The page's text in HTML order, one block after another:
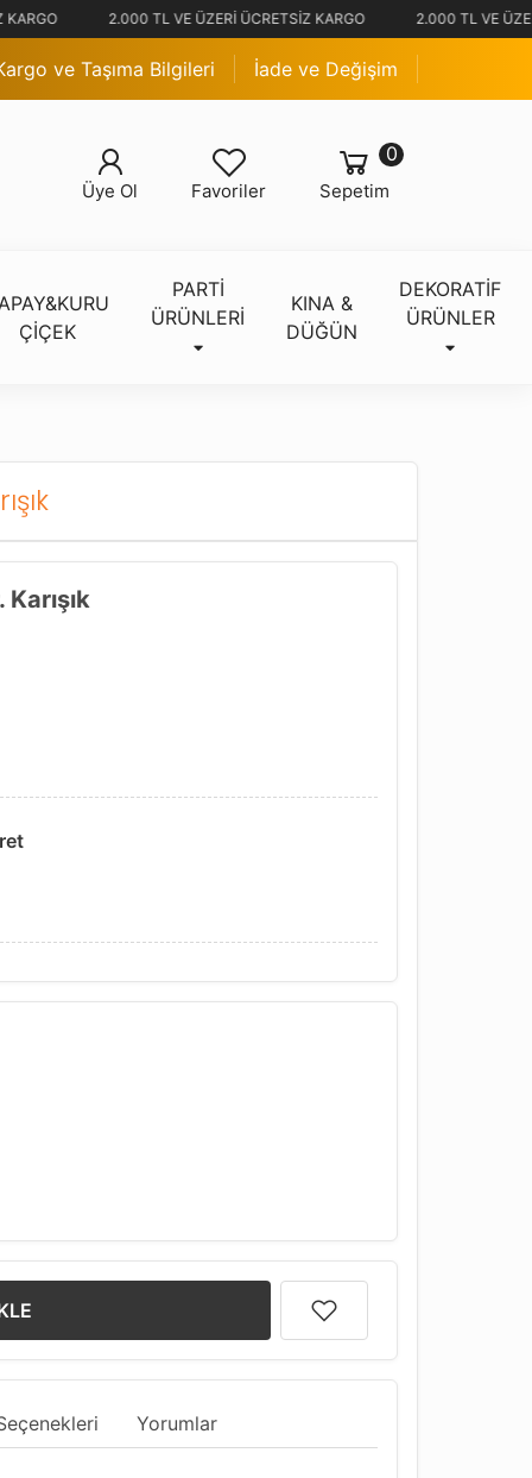
2.000 TL VE ÜZERİ ÜCRETSİZ KARGO 2.000 TL VE
ve Taşıma Bilgileri İade ve Değişim
Sepetim
0
Favoriler
Üye Ol
ÇİÇEK
PARTİ
ÜRÜNLERİ
KINA &
DÜĞÜN
DEKORATİF
ÜRÜNLER
Yorumlar